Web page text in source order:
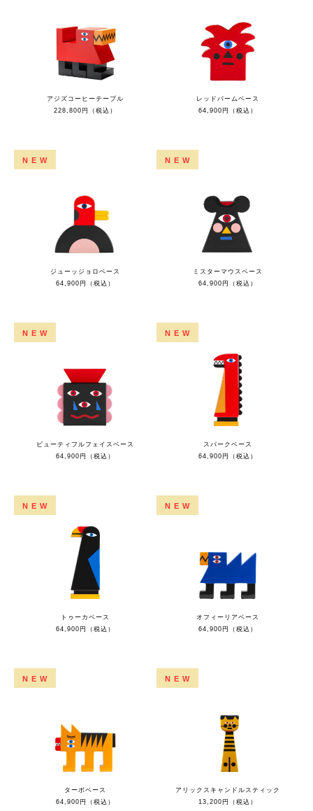
アジズコーヒーテーブル
228,800円（税込）
レッドパームベース
64,900円（税込）
NEW
ジューッジョロベース
64,900円（税込）
NEW
ミスターマウスベース
64,900円（税込）
NEW
ビューティフルフェイスベース
64,900円（税込）
NEW
スパークベース
64,900円（税込）
NEW
トゥーカベース
64,900円（税込）
NEW
オフィーリアベース
64,900円（税込）
NEW
ターボベース
64,900円（税込）
NEW
アリックスキャンドルスティック
13,200円（税込）